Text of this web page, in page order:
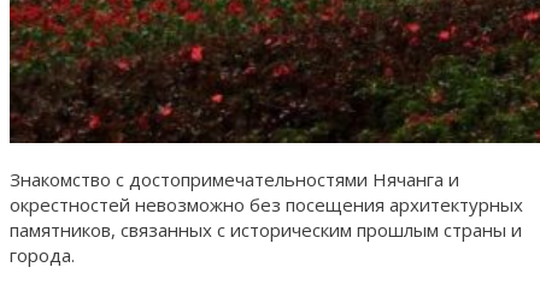
Знакомство с достопримечательностями Нячанга и
окрестностей невозможно без посещения архитектурных
памятников, связанных с историческим прошлым страны и
города.